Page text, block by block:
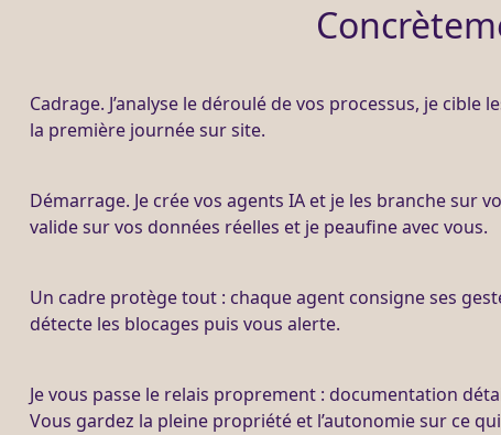
Cadrage. J’analyse le déroulé de vos processus, je cible
la première journée sur site.
Démarrage. Je crée vos agents IA et je les branche sur
valide sur vos données réelles et je peaufine avec vous.
Un cadre protège tout : chaqueagent consigne ses
détecte les blocages puis vous alerte.
Je vous passe le relais proprement : documentation
Vous gardez la pleine propriété et l’autonomie sur ce